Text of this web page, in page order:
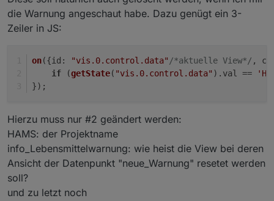
die Warnung angeschaut habe. Dazu genügt ein 3-
Zeiler in JS:
on({id : "vis.0.control.data" /*aktuelle View*/ ,
if (getState( "vis.0.control.data" ). val ==
});
Hierzu muss nur #2 geändert werden:
HAMS: der Projektname
info_Lebensmittelwarnung: wie heist die View bei deren
Ansicht der Datenpunkt "neue_Warnung" resetet werden
soll?
und zu letzt noch